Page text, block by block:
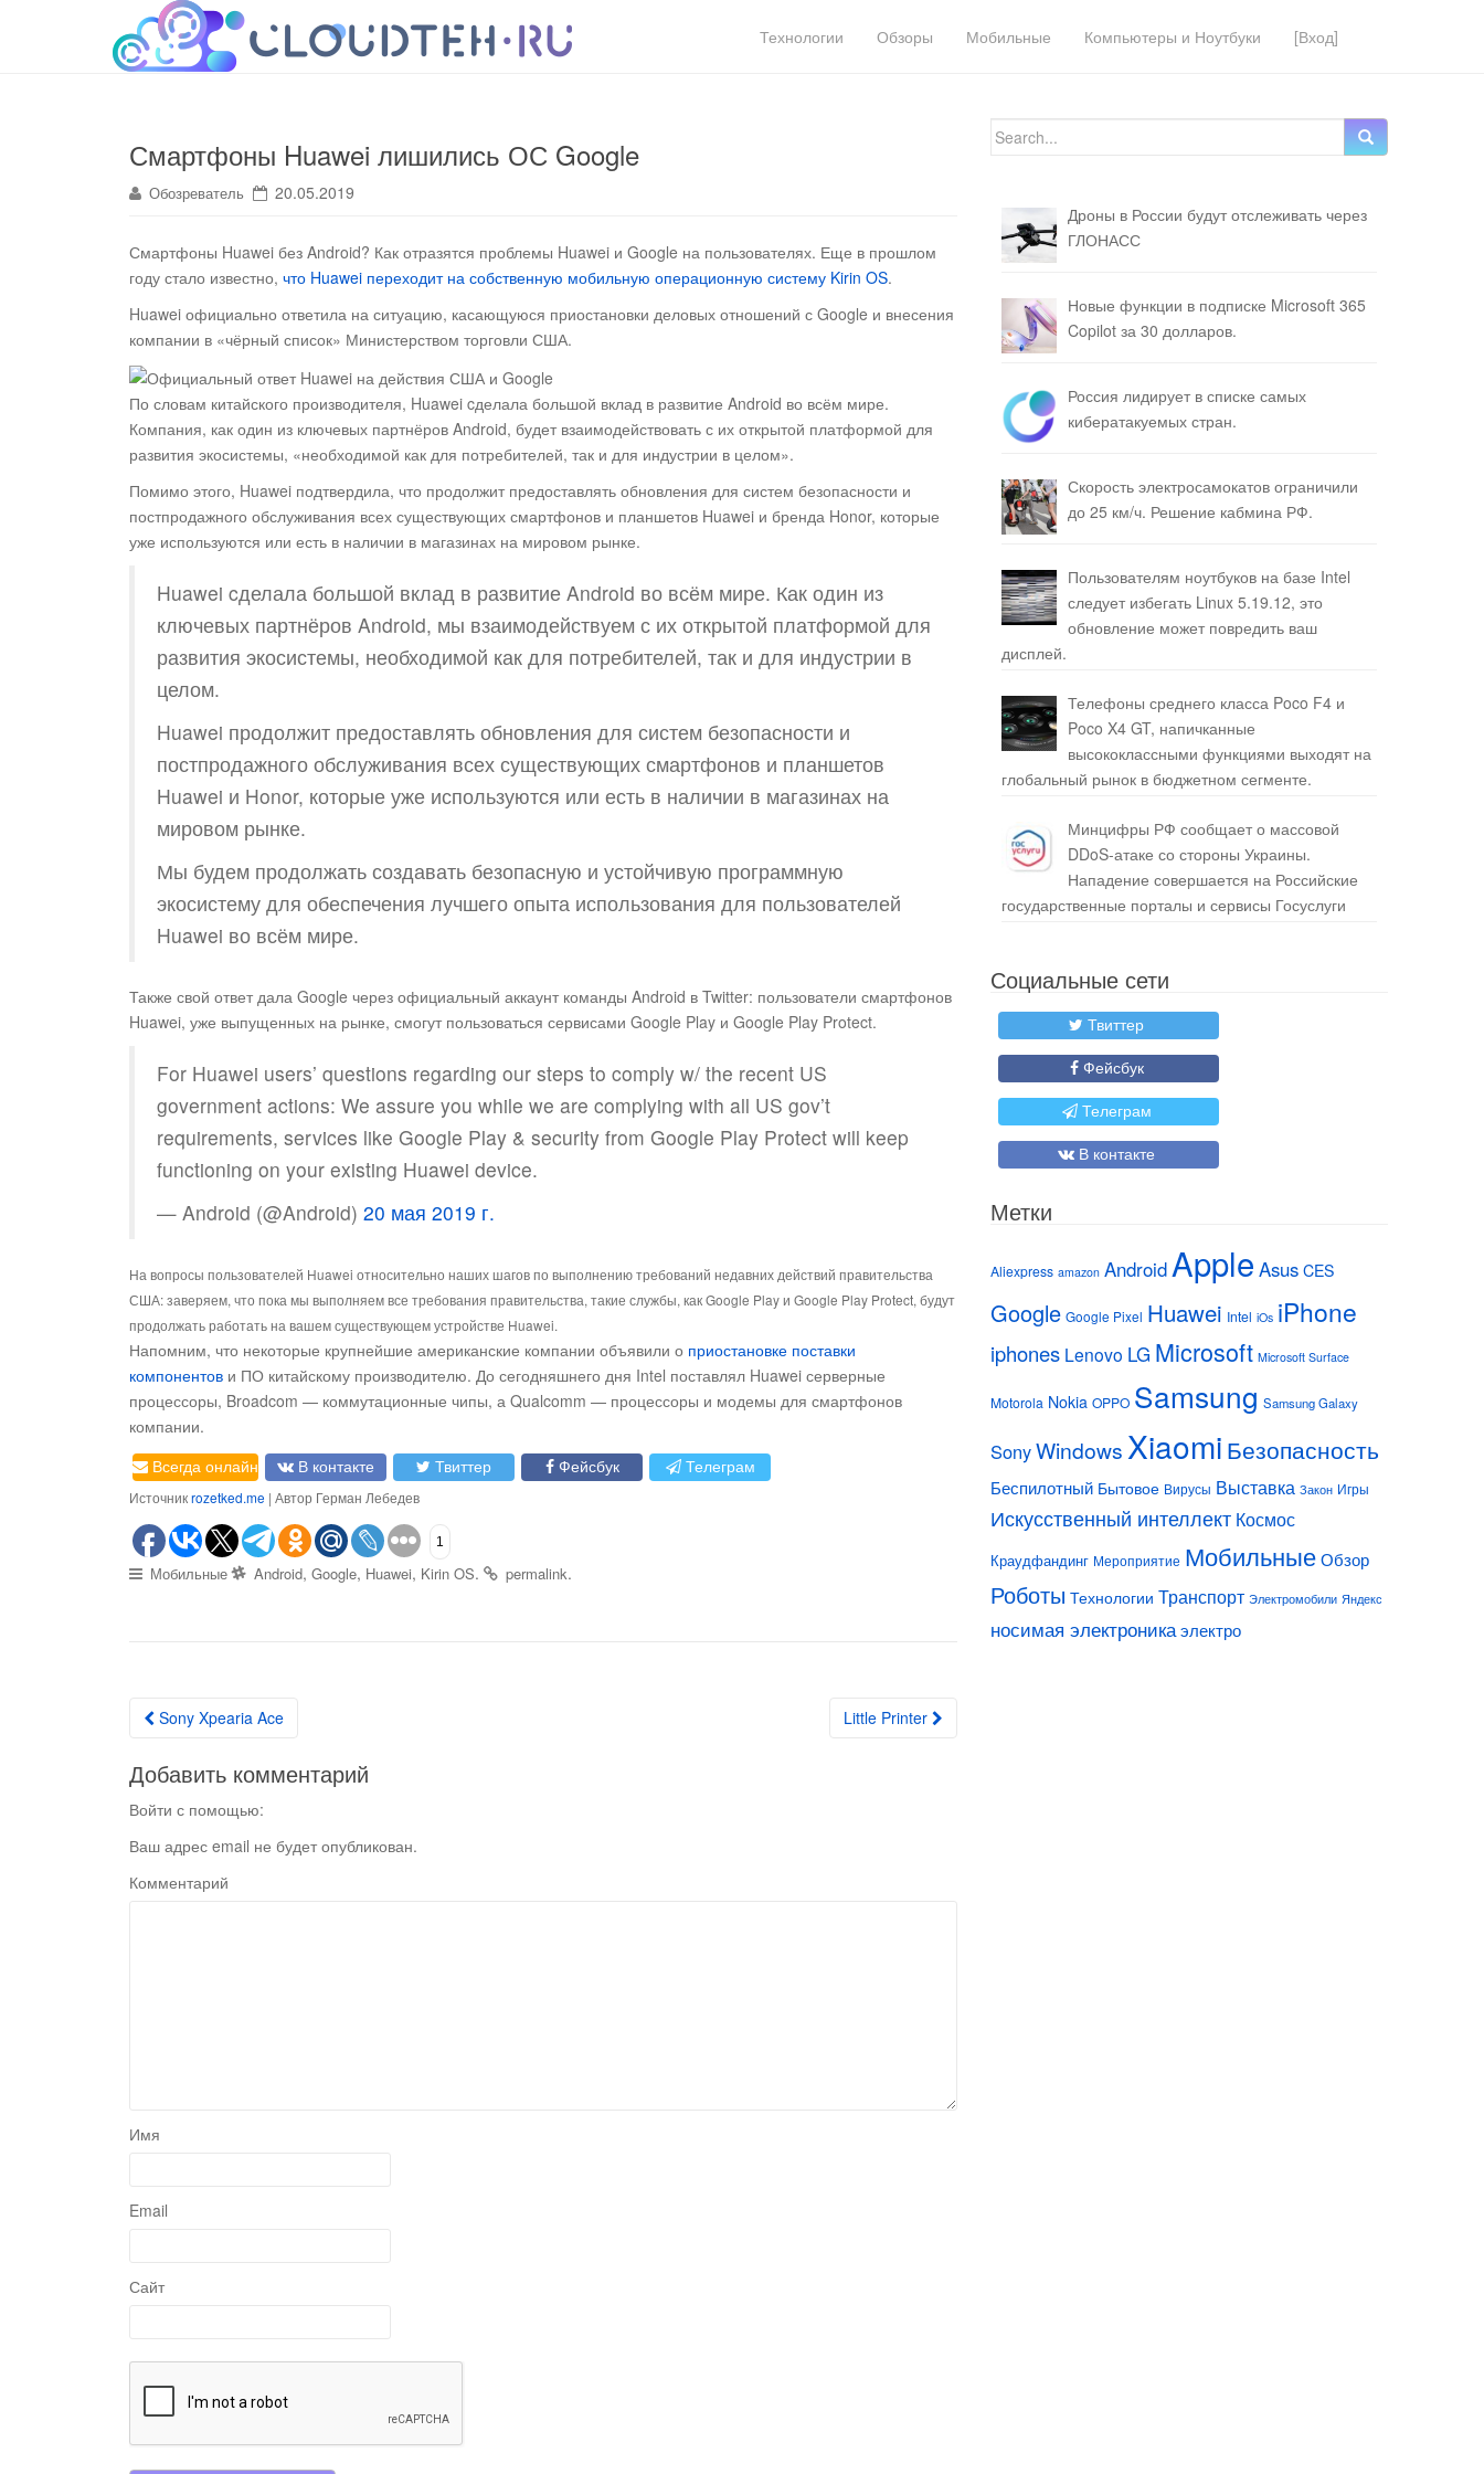
Облако технологий
cloudteh.ru
Технологии
Обзоры Мобильные Компьютеры и Ноутбуки [Вход]
Смартфоны Huawei лишились ОС Google
Обозреватель 20.05.2019
Смартфоны Huawei без Android? Как отразятся проблемы Huawei и Google на пользователях. Еще в прошлом
году стало известно, что Huawei переходит на собственную мобильную операционную систему Kirin OS.
Huawei официально ответила на ситуацию, касающуюся приостановки деловых отношений с Google и внесения
компании в «чёрный список» Министерством торговли США.
По словам китайского производителя, Huawei cделала большой вклад в развитие Android во всём мире.
Компания, как один из ключевых партнёров Android, будет взаимодействовать с их открытой платформой для
развития экосистемы, «необходимой как для потребителей, так и для индустрии в целом».
Помимо этого, Huawei подтвердила, что продолжит предоставлять обновления для систем безопасности и
постпродажного обслуживания всех существующих смартфонов и планшетов Huawei и бренда Honor, которые
уже используются или есть в наличии в магазинах на мировом рынке.
Huawei cделала большой вклад в развитие Android во всём мире. Как один из
ключевых партнёров Android, мы взаимодействуем с их открытой платформой для
развития экосистемы, необходимой как для потребителей, так и для индустрии в
целом.
Huawei продолжит предоставлять обновления для систем безопасности и
постпродажного обслуживания всех существующих смартфонов и планшетов
Huawei и Honor, которые уже используются или есть в наличии в магазинах на
мировом рынке.
Мы будем продолжать создавать безопасную и устойчивую программную
экосистему для обеспечения лучшего опыта использования для пользователей
Huawei во всём мире.
Также свой ответ дала Google через официальный аккаунт команды Android в Twitter: пользователи смартфонов
Huawei, уже выпущенных на рынке, смогут пользоваться сервисами Google Play и Google Play Protect.
For Huawei users’ questions regarding our steps to comply w/ the recent US
government actions: We assure you while we are complying with all US gov’t
requirements, services like Google Play & security from Google Play Protect will keep
functioning on your existing Huawei device.
— Android (@Android) 20 мая 2019 г.
На вопросы пользователей Huawei относительно наших шагов по выполнению требований недавних действий правительства
США: заверяем, что пока мы выполняем все требования правительства, такие службы, как Google Play и Google Play Protect, будут
продолжать работать на вашем существующем устройстве Huawei.
Напомним, что некоторые крупнейшие американские компании объявили о приостановке поставки
компонентов и ПО китайскому производителю. До сегодняшнего дня Intel поставлял Huawei серверные
процессоры, Broadcom — коммутационные чипы, а Qualcomm — процессоры и модемы для смартфонов
компании.
Всегда онлайн
В контакте Твиттер Фейсбук Телеграм
Источникrozetked.me | Автор Герман Лебедев
1
Мобильные Android, Google, Huawei, Kirin OS. permalink.
Post navigation
Sony Xpearia Ace Little Printer
Добавить комментарий
Войти с помощью:
Ваш адрес email не будет опубликован.
Комментарий
Имя
Email
Сайт
Search for:
Дроны в России будут отслеживать через
ГЛОНАСС
Новые функции в подписке Microsoft 365
Copilot за 30 долларов.
Россия лидирует в списке самых
кибератакуемых стран.
Скорость электросамокатов ограничили
до 25 км/ч. Решение кабмина РФ.
Пользователям ноутбуков на базе Intel
следует избегать Linux 5.19.12, это
обновление может повредить ваш
дисплей.
Телефоны среднего класса Poco F4 и
Poco X4 GT, напичканные
высококлассными функциями выходят на
глобальный рынок в бюджетном сегменте.
Минцифры РФ сообщает о массовой
DDoS-атаке со стороны Украины.
Нападение совершается на Российские
государственные порталы и сервисы Госуслуги
Социальные сети
Твиттер
Фейсбук
Телеграм
В контакте
Метки
Aliexpress amazon Android Apple Asus CES
Google Google Pixel Huawei Intel iOs iPhone
iphones Lenovo LG Microsoft Microsoft Surface
Motorola Nokia OPPO Samsung Samsung Galaxy
SonyWindowsXiaomi Безопасность
Беспилотный Бытовое Вирусы Выставка Закон Игры
Искусственный интеллект Космос
Краудфандинг Мероприятие МобильныеОбзор
Роботы Технологии Транспорт Электромобили Яндекс
носимая электроникаэлектро